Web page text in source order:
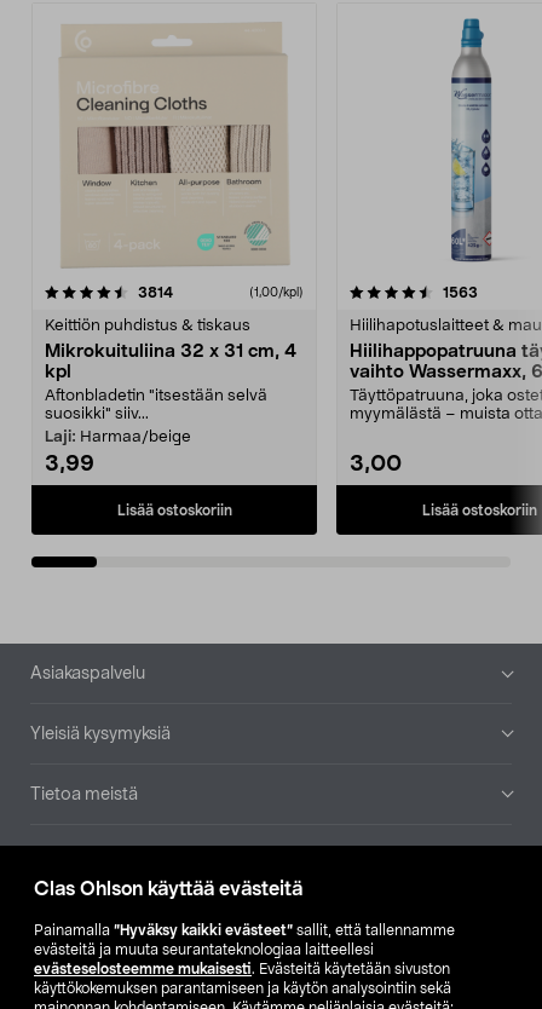
Clas Ohlson käyttää evästeitä
Painamalla ”Hyväksy kaikki evästeet” sallit, että tallennamme
evästeitä ja muuta seurantateknologiaa laitteellesi
evästeselosteemme mukaisesti. Evästeitä käytetään sivuston
käyttökokemuksen parantamiseen ja käytön analysointiin sekä
3814arvostelut (1,00/kpl)
Keittiön puhdistus & tiskaus
Mikrokuituliina 32 x 31 cm, 4
kpl
Aftonbladetin "itsestään selvä
suosikki" siiv...
Laji: Harmaa/beige
3,99
Lisää ostoskoriin
4.5viidestä
1563
Hiilihapotuslaitteet &
Hiilihappopatruuna
vaihto Wassermaxx,
Täyttöpatruuna, joka
myymälästä – muista
3,00
Lisää ostoskoriin
4.5viidestä
Alatunniste
Asiakaspalvelu
Yleisiä kysymyksiä
Tietoa meistä
Etsi myymälä